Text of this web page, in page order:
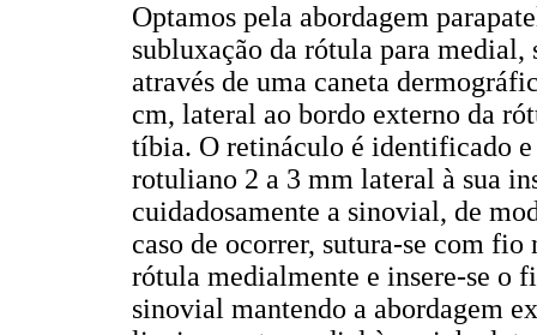
Optamos pela abordagem
subluxação da rótula para
através de uma caneta
cm, lateral ao bordo externo da
tíbia. O retináculo é identificado
rotuliano 2 a 3 mm lateral à sua
cuidadosamente a sinovial, de
caso de ocorrer, sutura-se com
rótula medialmente e insere-se o
sinovial mantendo a abordagem